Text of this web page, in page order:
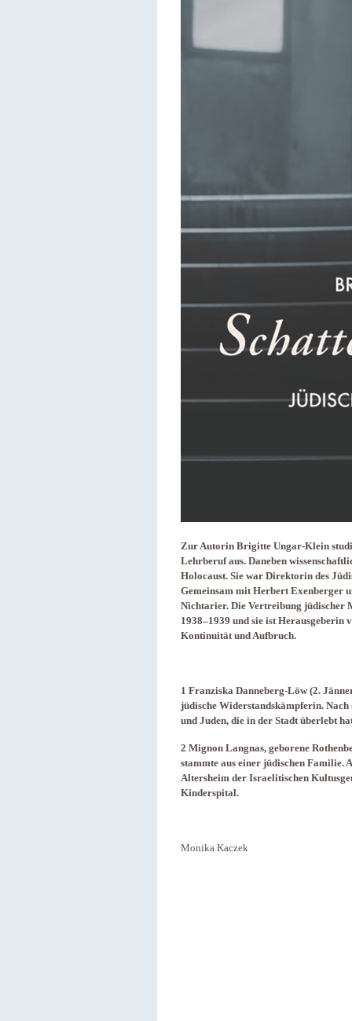
Zur Autorin Brigitte Ungar-Klein
Lehrberuf aus. Daneben
Holocaust. Sie war Direktorin des
Gemeinsam mit Herbert Exenberger
Nichtarier. Die Vertreibung jüdischer
1938–1939 und sie ist Herausgeberin
Kontinuität und Aufbruch.
1 Franziska Danneberg-Löw (2.
jüdische Widerstandskämpferin.
und Juden, die in der Stadt überlebt
2 Mignon Langnas, geborene
stammte aus einer jüdischen Familie.
Altersheim der Israelitischen
Kinderspital.
Monika Kaczek